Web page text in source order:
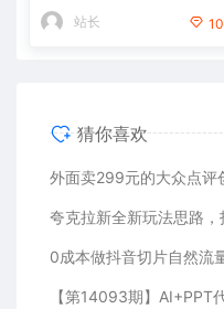
站长 10
猜你喜欢